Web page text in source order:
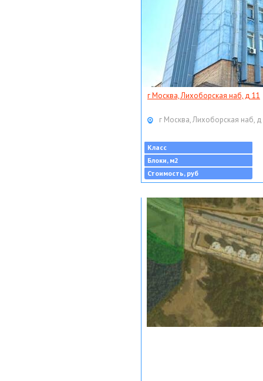
г Москва, Лихоборская наб, д 11
г Москва, Лихоборская наб,
Класс
Блоки, м2
Стоимость, руб